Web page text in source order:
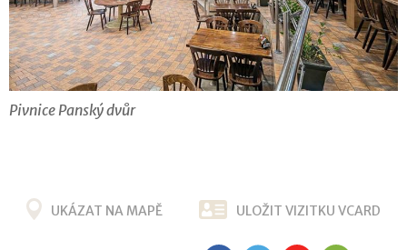
Pivnice Panský dvůr
UKÁZAT NA MAPĚ ULOŽIT VIZITKU VCARD